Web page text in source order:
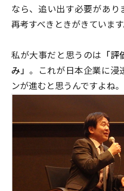
なら、追い出す必要があり
再考すべきときがきています
私が大事だと思うのは 「
み」 。これが日本企業に浸
ンが進むと思うんですよね。